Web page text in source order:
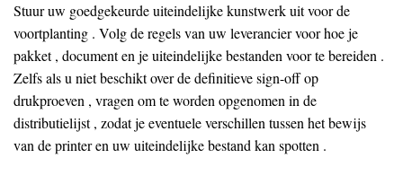
Stuur uw goedgekeurde uiteindelijke kunstwerk uit voor de
voortplanting . Volg de regels van uw leverancier voor hoe je
pakket , document en je uiteindelijke bestanden voor te bereiden .
Zelfs als u niet beschikt over de definitieve sign-off op
drukproeven , vragen om te worden opgenomen in de
distributielijst , zodat je eventuele verschillen tussen het bewijs
van de printer en uw uiteindelijke bestand kan spotten .